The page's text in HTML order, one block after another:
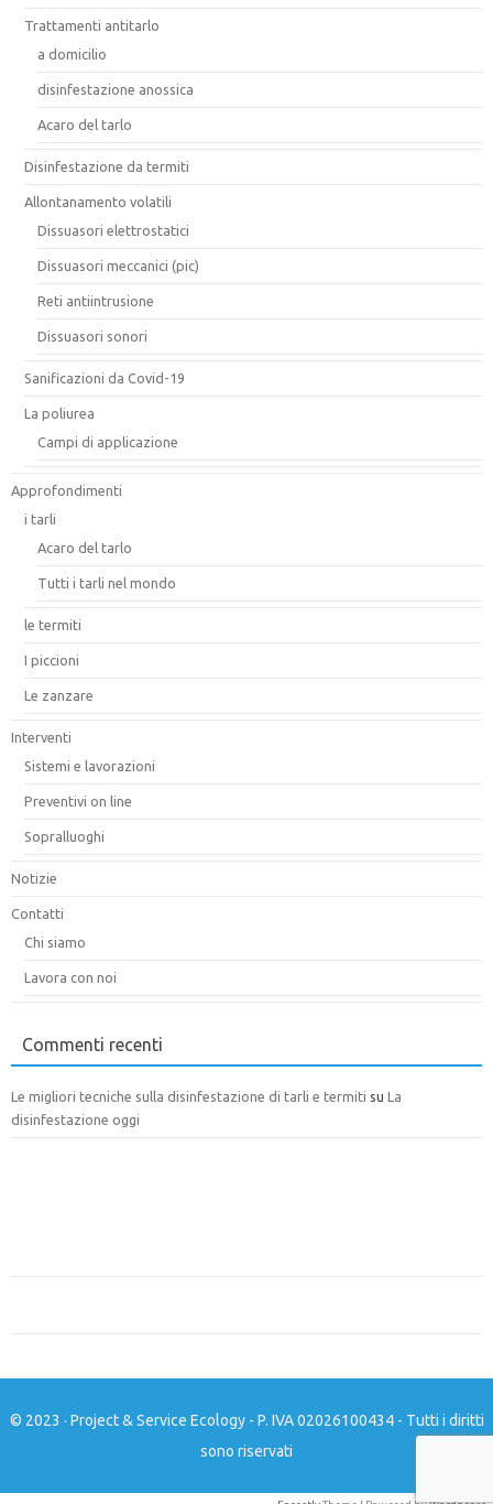
Trattamenti antitarlo
a domicilio
disinfestazione anossica
Acaro del tarlo
Disinfestazione da termiti
Allontanamento volatili
Dissuasori elettrostatici
Dissuasori meccanici (pic)
Reti antiintrusione
Dissuasori sonori
Sanificazioni da Covid-19
La poliurea
Campi di applicazione
Approfondimenti
i tarli
Acaro del tarlo
Tutti i tarli nel mondo
le termiti
I piccioni
Le zanzare
Interventi
Sistemi e lavorazioni
Preventivi on line
Sopralluoghi
Notizie
Contatti
Chi siamo
Lavora con noi
Commenti recenti
Le migliori tecniche sulla disinfestazione di tarli e termiti su La
disinfestazione oggi
© 2023 · Project & Service Ecology - P. IVA 02026100434 - Tutti i diritti
sono riservati